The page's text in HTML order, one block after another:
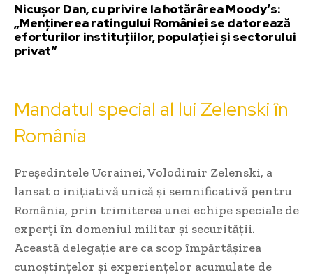
Nicușor Dan, cu privire la hotărârea Moody’s:
„Menținerea ratingului României se datorează
eforturilor instituțiilor, populației și sectorului
privat”
Mandatul special al lui Zelenski în
România
Președintele Ucrainei, Volodimir Zelenski, a
lansat o inițiativă unică și semnificativă pentru
România, prin trimiterea unei echipe speciale de
experți în domeniul militar și securității.
Această delegație are ca scop împărtășirea
cunoștințelor și experiențelor acumulate de